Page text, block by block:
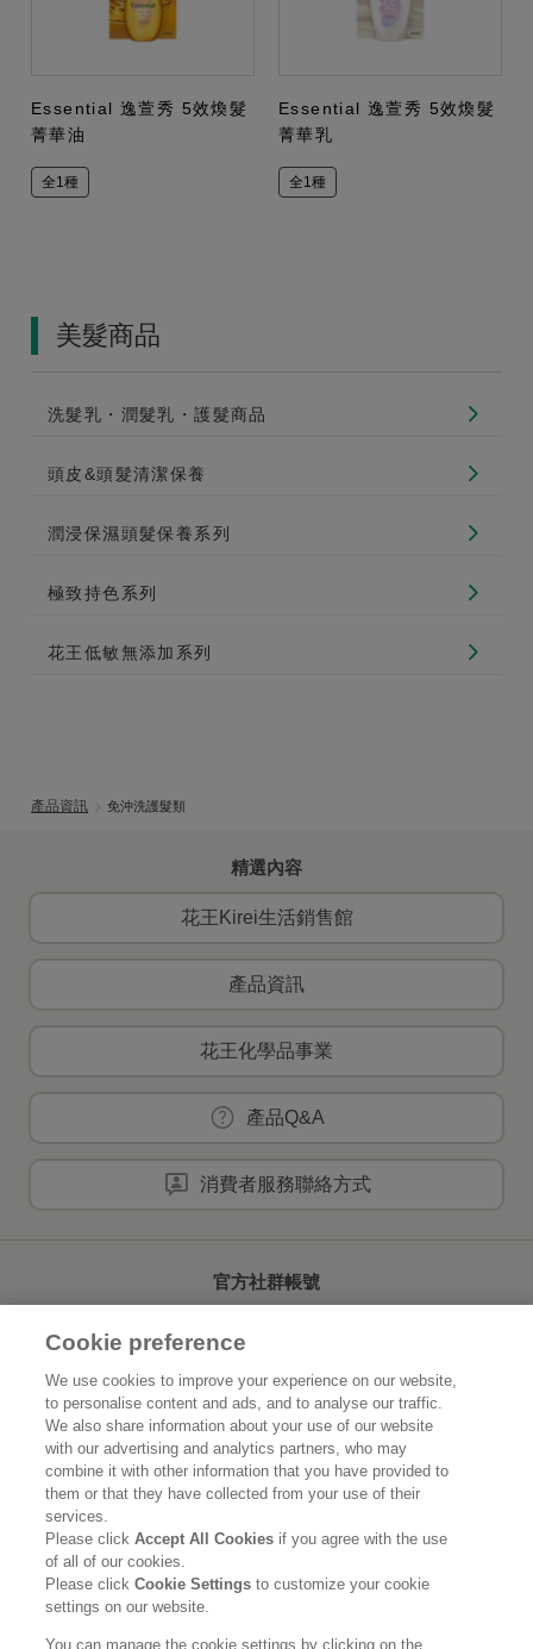
Essential 逸萱秀 5效煥髮
菁華油
全1種
Essential 逸萱秀 5效煥髮
菁華乳
全1種
美髮商品
洗髮乳・潤髮乳・護髮商品
頭皮&頭髮清潔保養
潤浸保濕頭髮保養系列
極致持色系列
花王低敏無添加系列
產品資訊 免沖洗護髮類
精選內容
花王Kirei生活銷售館
產品資訊
花王化學品事業
產品Q&A
消費者服務聯絡方式
官方社群帳號
首頁 關於花王
可持續發展 創新研發
品牌資訊
徵才資訊
使用規範 Social Media Policy
Cookie preference
We use cookies to improve your experience on our website,
to personalise content and ads, and to analyse our traffic.
We also share information about your use of our website
with our advertising and analytics partners, who may
combine it with other information that you have provided to
them or that they have collected from your use of their
services.
Please clickAccept All Cookies if you agree with the use
of all of our cookies.
Please clickCookie Settingsto customize your cookie
settings on our website.
You can manage the cookie settings by clicking on the